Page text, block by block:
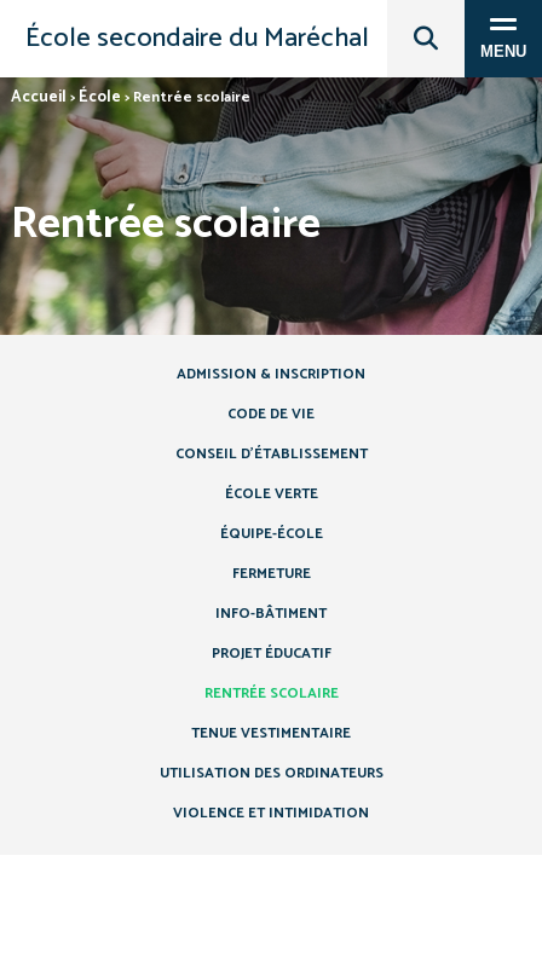
École secondaire du Maréchal MENU
Accueil >École >Rentrée scolaire
Rentrée scolaire
ADMISSION & INSCRIPTION
CODE DE VIE
CONSEIL D’ÉTABLISSEMENT
ÉCOLE VERTE
ÉQUIPE-ÉCOLE
FERMETURE
INFO-BÂTIMENT
PROJET ÉDUCATIF
RENTRÉE SCOLAIRE
TENUE VESTIMENTAIRE
UTILISATION DES ORDINATEURS
VIOLENCE ET INTIMIDATION